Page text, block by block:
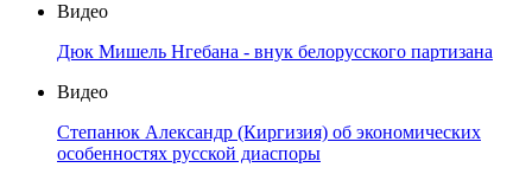
Видео
Дюк Мишель Нгебана - внук белорусского партизана
Видео
Степанюк Александр (Киргизия) об экономических
особенностях русской диаспоры